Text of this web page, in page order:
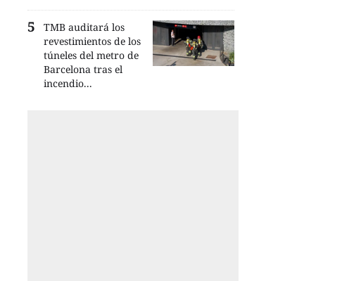
TMB auditará los
revestimientos de los
túneles del metro de
Barcelona tras el
incendio...